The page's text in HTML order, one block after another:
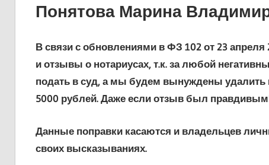
Понятова Марина
В связи с обновлениями в ФЗ 102 от 23
и отзывы о нотариусах, т.к. за любой
подать в суд, а мы будем вынуждены удалить
5000 рублей. Даже если отзыв был
Данные поправки касаются и владельцев
своих высказываниях.